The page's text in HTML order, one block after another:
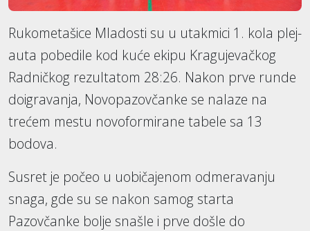
Rukometašice Mladosti su u utakmici 1. kola plej-
auta pobedile kod kuće ekipu Kragujevačkog
Radničkog rezultatom 28:26. Nakon prve runde
doigravanja, Novopazovčanke se nalaze na
trećem mestu novoformirane tabele sa 13
bodova.
Susret je počeo u uobičajenom odmeravanju
snaga, gde su se nakon samog starta
Pazovčanke bolje snašle i prve došle do